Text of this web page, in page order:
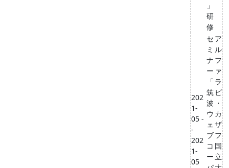
」
研
修
202
1-
05 -
-
202
1-
05
セ
ミ
ナ
ー
「
筑
波
ウ
ェ
ブ
コ
ー
ア
ル
フ
ァ
ラ
ビ
・
カ
ザ
フ
国
立